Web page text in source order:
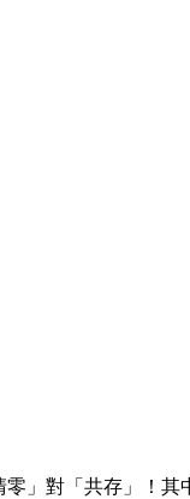
」對「共存」！